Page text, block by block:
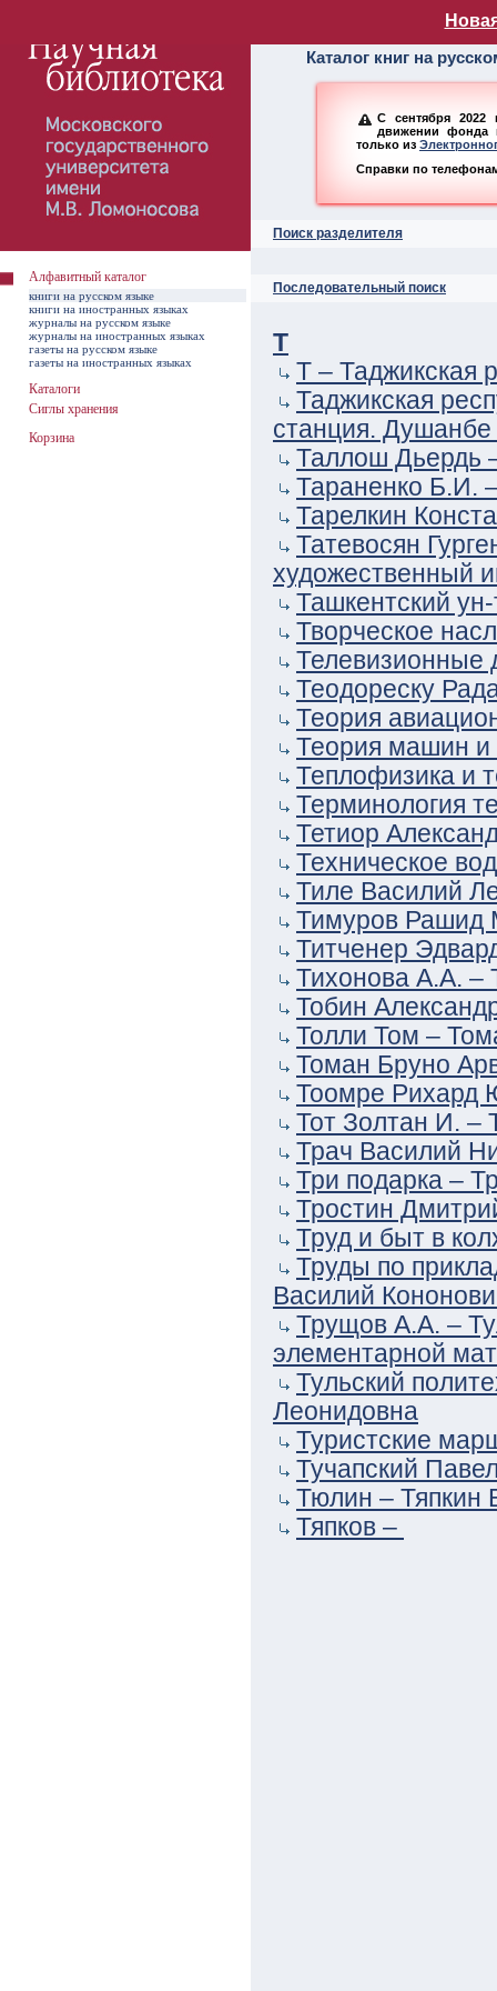
Алфавитный
Каталог книг на
С сентября 2022
движении фонда
только из
Справки по
Поиск разделителя
Последовательный поиск
Т
Т – Таджикская
Таджикская
станция. Душанбе
Таллош Дьердь
Тараненко Б.И.
Тарелкин
Татевосян
художественный
Ташкентский
Творческое
Телевизионные
Теодореску
Теория
Теория машин и
Теплофизика и
Терминология
Тетиор
Техническое
Тиле Василий
Тимуров Рашид
Титченер
Тихонова А.А. –
Тобин
Толли Том –
Томан Бруно
Тоомре Рихард
Тот Золтан И. –
Трач Василий
Три подарка –
Тростин
Труд и быт в
Труды по
Василий
Трущов А.А. –
элементарной
Тульский
Леонидовна
Туристские
Тучапский
Тюлин – Тяпкин
Тяпков –
Алфавитный каталог
книги на русском языке
книги на иностранных языках
журналы на русском языке
журналы на иностранных языках
газеты на русском языке
газеты на иностранных языках
Каталоги
Сиглы хранения
Корзина